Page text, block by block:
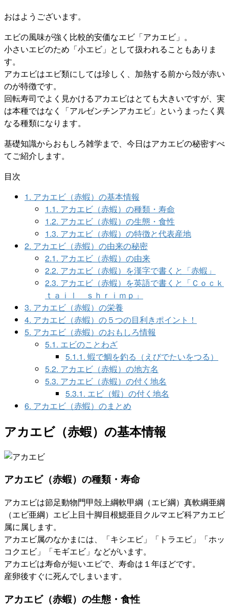
おはようございます。
エビの風味が強く比較的安価なエビ「アカエビ」。
小さいエビのため「小エビ」として扱われることもありま
す。
アカエビはエビ類にしては珍しく、加熱する前から殻が赤い
のが特徴です。
回転寿司でよく見かけるアカエビはとても大きいですが、実
は本種ではなく「アルゼンチンアカエビ」というまったく異
なる種類になります。
基礎知識からおもしろ雑学まで、今日はアカエビの秘密すべ
てご紹介します。
目次
1. アカエビ（赤蝦）の基本情報
1.1. アカエビ（赤蝦）の種類・寿命
1.2. アカエビ（赤蝦）の生態・食性
1.3. アカエビ（赤蝦）の特徴と代表産地
2. アカエビ（赤蝦）の由来の秘密
2.1. アカエビ（赤蝦）の由来
2.2. アカエビ（赤蝦）を漢字で書くと「赤蝦」
2.3. アカエビ（赤蝦）を英語で書くと「Ｃｏｃｋ
ｔａｉｌ ｓｈｒｉｍｐ」
3. アカエビ（赤蝦）の栄養
4. アカエビ（赤蝦）の５つの目利きポイント！
5. アカエビ（赤蝦）のおもしろ情報
5.1. エビのことわざ
5.1.1. 蝦で鯛を釣る（えびでたいをつる）
5.2. アカエビ（赤蝦）の地方名
5.3. アカエビ（赤蝦）の付く地名
5.3.1. エビ（蝦）の付く地名
6. アカエビ（赤蝦）のまとめ
アカエビ（赤蝦）の基本情報
アカエビ（赤蝦）の種類・寿命
アカエビは節足動物門甲殻上綱軟甲綱（エビ綱）真軟綱亜綱
（エビ亜綱）エビ上目十脚目根鰓亜目クルマエビ科アカエビ
属に属します。
アカエビ属のなかまには、「キシエビ」「トラエビ」「ホッ
コクエビ」「モギエビ」などがいます。
アカエビは寿命が短いエビで、寿命は１年ほどです。
産卵後すぐに死んでしまいます。
アカエビ（赤蝦）の生態・食性